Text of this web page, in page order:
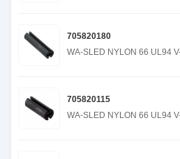
705820180
WA-SLED NYLON 66 UL94
705820115
WA-SLED NYLON 66 UL94